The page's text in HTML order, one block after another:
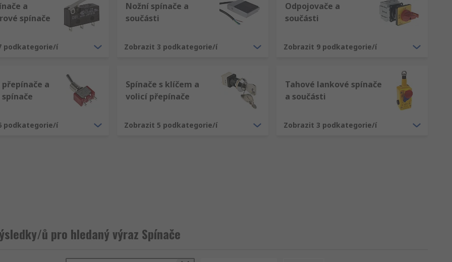
a
spínače
podkategorie/í
Nožní spínače a
součásti
Zobrazit 3 podkategorie/í
Odpojovače a
součásti
Zobrazit 9 podkategorie/í
přepínače a
podkategorie/í
Spínače s klíčem a
volicí přepínače
Zobrazit 5 podkategorie/í
Tahové lankové spínače
a součásti
Zobrazit 3 podkategorie/í
ů pro hledaný výraz Spínače